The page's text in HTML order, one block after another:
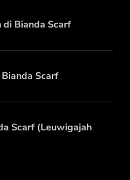
di Bianda Scarf
Scarf
Scarf (Leuwigajah